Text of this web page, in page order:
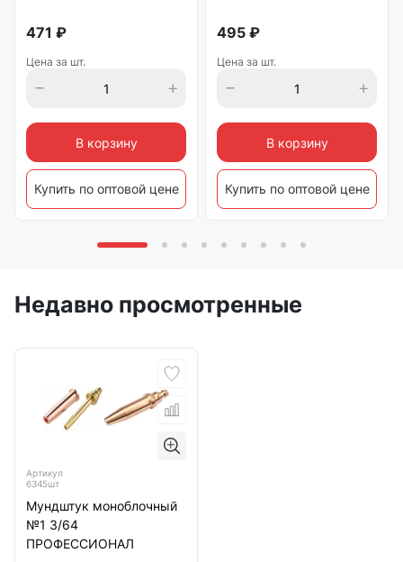
471 ₽
Цена за шт.
В корзину
Купить по оптовой цене
495 ₽
Цена за шт.
В корзину
Купить по оптовой цене
Недавно просмотренные
Артикул
6345шт
Мундштук моноблочный
№1 3/64
ПРОФЕССИОНАЛ